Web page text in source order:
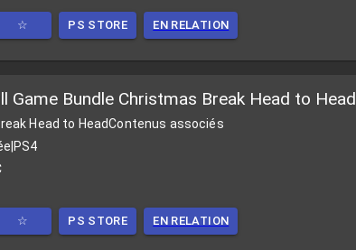
☆ PS STORE EN RELATION
Game Bundle Christmas Break Head to Head
Head to HeadContenus associés
PS4
☆ PS STORE EN RELATION